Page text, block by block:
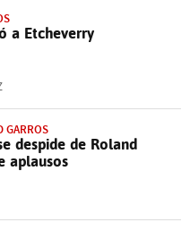
a Etcheverry
GARROS
despide de Roland
aplausos